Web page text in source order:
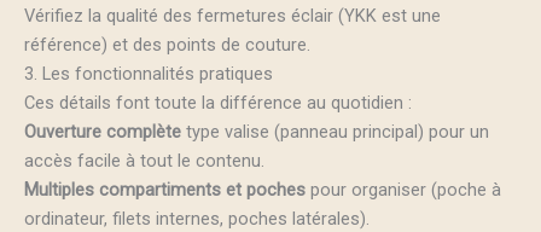
Vérifiez la qualité des fermetures éclair (YKK est une
référence) et des points de couture.
3. Les fonctionnalités pratiques
Ces détails font toute la différence au quotidien :
Ouverture complète type valise (panneau principal) pour un
accès facile à tout le contenu.
Multiples compartiments et poches pour organiser (poche à
ordinateur, filets internes, poches latérales).